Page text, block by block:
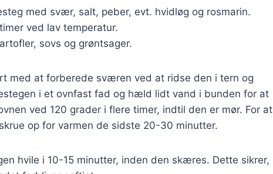
med svær, salt, peber, evt. hvidløg og rosmarin.
ved lav temperatur.
sovs og grøntsager.
med at forberede sværen ved at ridse den i tern og
i et ovnfast fad og hæld lidt vand i bunden for at
ved 120 grader i flere timer, indtil den er mør. For at
op for varmen de sidste 20-30 minutter.
hvile i 10-15 minutter, inden den skæres. Dette sikrer,